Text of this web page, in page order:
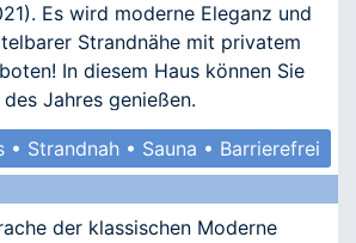
Es wird moderne Eleganz und
Strandnähe mit privatem
In diesem Haus können Sie
Jahres genießen.
Strandnah • Sauna • Barrierefrei
der klassischen Moderne